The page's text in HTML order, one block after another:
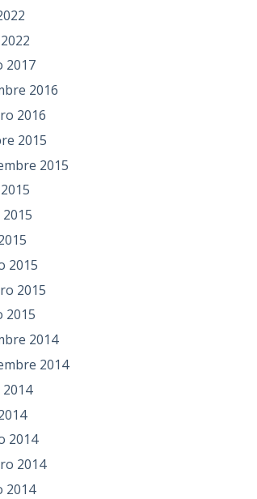
2017
2016
2016
2015
2015
2015
2015
2015
2014
2014
2014
2014
2014